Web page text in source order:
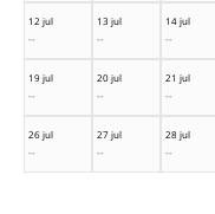
12 jul
--
13 jul
--
14 jul
--
19 jul
--
20 jul
--
21 jul
--
26 jul
--
27 jul
--
28 jul
--